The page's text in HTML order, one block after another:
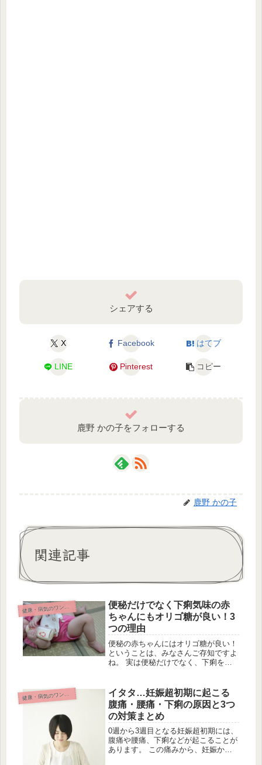
シェアする
X Facebook はてブ
LINE Pinterest コピー
鹿野 かの子をフォローする
鹿野 かの子
関連記事
健康・病気のワンポイント
便秘だけでなく下痢気味の赤
ちゃんにもオリゴ糖が良い！3
つの理由
便秘の赤ちゃんにはオリゴ糖が良い！
ということは、みなさんご存知ですよ
ね。 実は便秘だけでなく、下痢をし
を与えたら余計下痢するのでは？」
「オリゴ糖摂取量の目安は？」といっ
た...
健康・病気のワンポイント
イタタ…妊娠超初期に起こる
腹痛・腰痛・下痢の原因と3つ
の対策まとめ
0週から3週目となる妊娠超初期には、
腹痛や腰痛、下痢などが起こることが
あります。 この痛みから、妊娠か